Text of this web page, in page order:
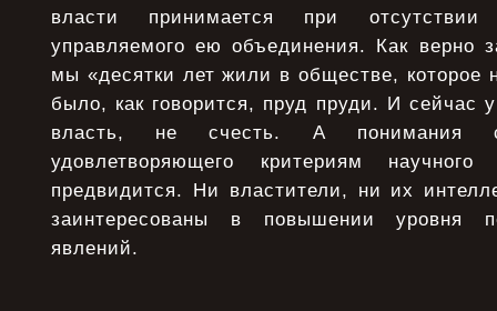
власти принимается при отсутствии
управляемого ею объединения. Как верно
мы «десятки лет жили в обществе, которое
было, как говорится, пруд пруди. И сейчас
власть, не счесть. А понимания
удовлетворяющего критериям
предвидится. Ни властители, ни их
заинтересованы в повышении уровня
явлений.